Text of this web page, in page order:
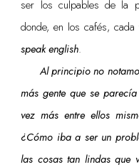
ser los culpables de la
donde, en los cafés,
speak english.
Al principio no
más gente que se
vez más entre ellos
¿Cómo iba a ser un
las cosas tan lindas que